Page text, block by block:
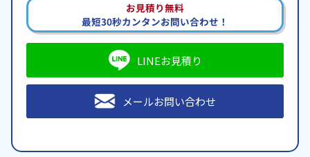
お見積り無料
最短30秒カンタンお問い合わせ！
LINEお見積り
メールお問い合わせ